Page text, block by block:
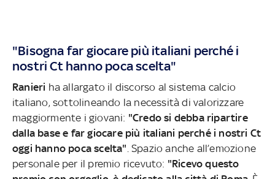
"Bisogna far giocare più italiani perché i
nostri Ct hanno poca scelta"
Ranieri ha allargato il discorso al sistema calcio
italiano, sottolineando la necessità di valorizzare
maggiormente i giovani: "Credo si debba ripartire
dalla base e far giocare più italiani perché i nostri Ct
oggi hanno poca scelta" . Spazio anche all’emozione
personale per il premio ricevuto: "Ricevo questo